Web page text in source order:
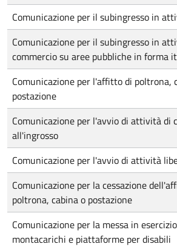
Comunicazione per il subingresso in
Comunicazione per il subingresso in
commercio su aree pubbliche in forma
Comunicazione per l'affitto di poltrona,
postazione
Comunicazione per l'avvio di attività di
all'ingrosso
Comunicazione per l'avvio di attività
Comunicazione per la cessazione
poltrona, cabina o postazione
Comunicazione per la messa in
montacarichi e piattaforme per disabili